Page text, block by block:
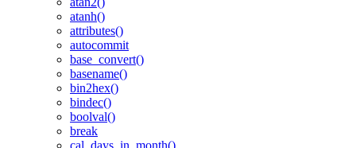
atanh()
attributes()
autocommit
base_convert()
basename()
bin2hex()
bindec()
boolval()
break
cal_days_in_month()